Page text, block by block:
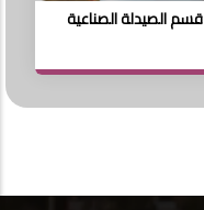
قسم الصيدلة الصناعية